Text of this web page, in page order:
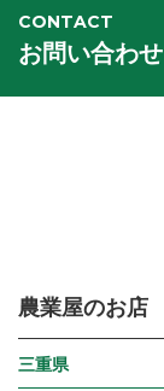
CONTACT
お問い合わせ
農業屋のお店
三重県